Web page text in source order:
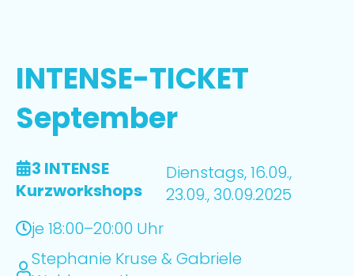
INTENSE-TICKET
September
3 INTENSE
Kurzworkshops
Dienstags, 16.09.,
23.09., 30.09.2025
je 18:00–20:00 Uhr
Stephanie Kruse & Gabriele